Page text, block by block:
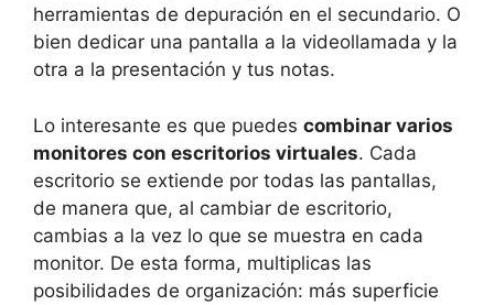
herramientas de depuración en el secundario. O
bien dedicar una pantalla a la videollamada y la
otra a la presentación y tus notas.
Lo interesante es que puedes combinar varios
monitores con escritorios virtuales. Cada
escritorio se extiende por todas las pantallas,
de manera que, al cambiar de escritorio,
cambias a la vez lo que se muestra en cada
monitor. De esta forma, multiplicas las
posibilidades de organización: más superficie